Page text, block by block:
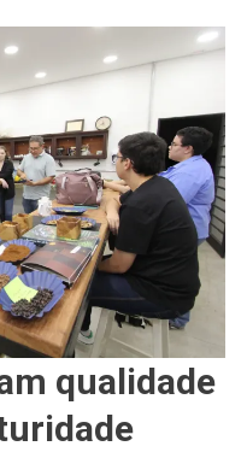
qualidade